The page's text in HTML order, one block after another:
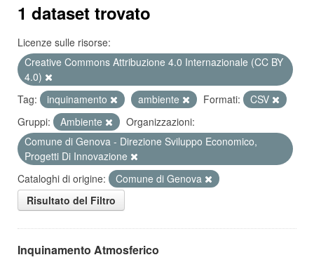
1 dataset trovato
Licenze sulle risorse:
Creative Commons Attribuzione 4.0 Internazionale (CC BY
4.0)
Tag:
inquinamento ambiente Formati:
CSV
Gruppi:
Ambiente
Organizzazioni:
Comune di Genova - Direzione Sviluppo Economico,
Progetti Di Innovazione
Cataloghi di origine:
Comune di Genova
Risultato del Filtro
Inquinamento Atmosferico